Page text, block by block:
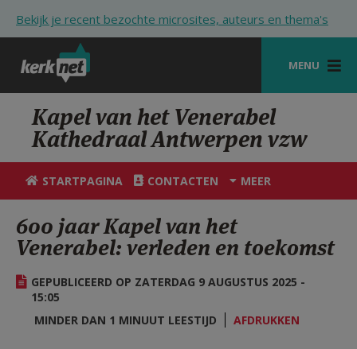
Bekijk je recent bezochte microsites, auteurs en thema's
MENU
STARTPAGINA
KERK
VIERINGEN
ZOEKEN
HULP
STARTPAGINA PORTAAL
Kapel van het Venerabel
Kathedraal Antwerpen vzw
STARTPAGINA CONTACTEN MEER
600 jaar Kapel van het
Venerabel: verleden en toekomst
GEPUBLICEERD OP ZATERDAG 9 AUGUSTUS 2025 -
15:05
MINDER DAN 1 MINUUT LEESTIJD
AFDRUKKEN